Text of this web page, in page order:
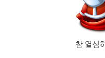
참 열심